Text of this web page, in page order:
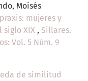
Moisés
mujeres y
siglo XIX , Sillares.
Vol. 5 Núm. 9
de similitud